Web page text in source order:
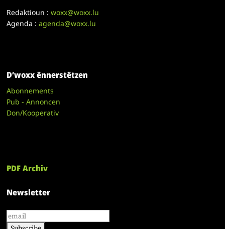
Redaktioun :woxx@woxx.lu
Agenda :agenda@woxx.lu
D’woxx ënnerstëtzen
Abonnements
Pub - Annoncen
Don/Kooperativ
PDF Archiv
Newsletter